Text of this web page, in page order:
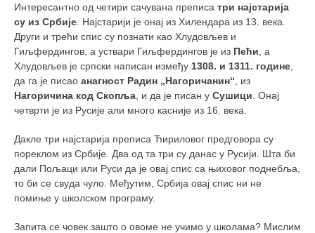
термини тренинга
моја прича
моја прича
фотке
контакт
Интересантно од четири сачувана преписа три најстарија
су из Србије . Најстарији је онај из Хилендара из 13. века.
Други и трећи спис су познати као Хлудовљев и
Гиљфердингов, а уствари Гиљфердингов је из Пећи , а
Хлудовљев је српски написан између 1308. и 1311. године
да га је писао анагност Радин „Нагоричанин“ , из
Нагоричина код Скопља , и да је писан у Сушици . Онај
четврти је из Русије али много касније из 16. века.
Дакле три најстарија преписа Ћириловог предговора су
пореклом из Србије. Два од та три су данас у Русији. Шта би
дали Пољаци или Руси да је овај спис са њиховог поднебља,
то би се свуда чуло. Међутим, Србија овај спис ни не
помиње у школском програму.
Запита се човек зашто о овоме не учимо у школама? Мислим